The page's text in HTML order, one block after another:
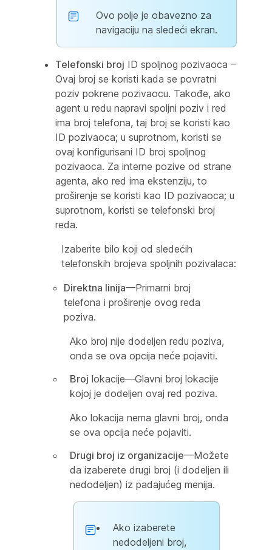
Ovo polje je obavezno za
navigaciju na sledeći ekran.
Telefonski broj ID spoljnog pozivaoca –
Ovaj broj se koristi kada se povratni
poziv pokrene pozivaocu. Takođe, ako
agent u redu napravi spoljni poziv i red
ima broj telefona, taj broj se koristi kao
ID pozivaoca; u suprotnom, koristi se
ovaj konfigurisani ID broj spoljnog
pozivaoca. Za interne pozive od strane
agenta, ako red ima ekstenziju, to
proširenje se koristi kao ID pozivaoca; u
suprotnom, koristi se telefonski broj
reda.
Izaberite bilo koji od sledećih
telefonskih brojeva spoljnih pozivalaca:
Direktna linija—Primarni broj
telefona i proširenje ovog reda
poziva.
Ako broj nije dodeljen redu poziva,
onda se ova opcija neće pojaviti.
Broj lokacije—Glavni broj lokacije
kojoj je dodeljen ovaj red poziva.
Ako lokacija nema glavni broj, onda
se ova opcija neće pojaviti.
Drugi broj iz organizacije—Možete
da izaberete drugi broj (i dodeljen ili
nedodeljen) iz padajućeg menija.
Ako izaberete
nedodeljeni broj,